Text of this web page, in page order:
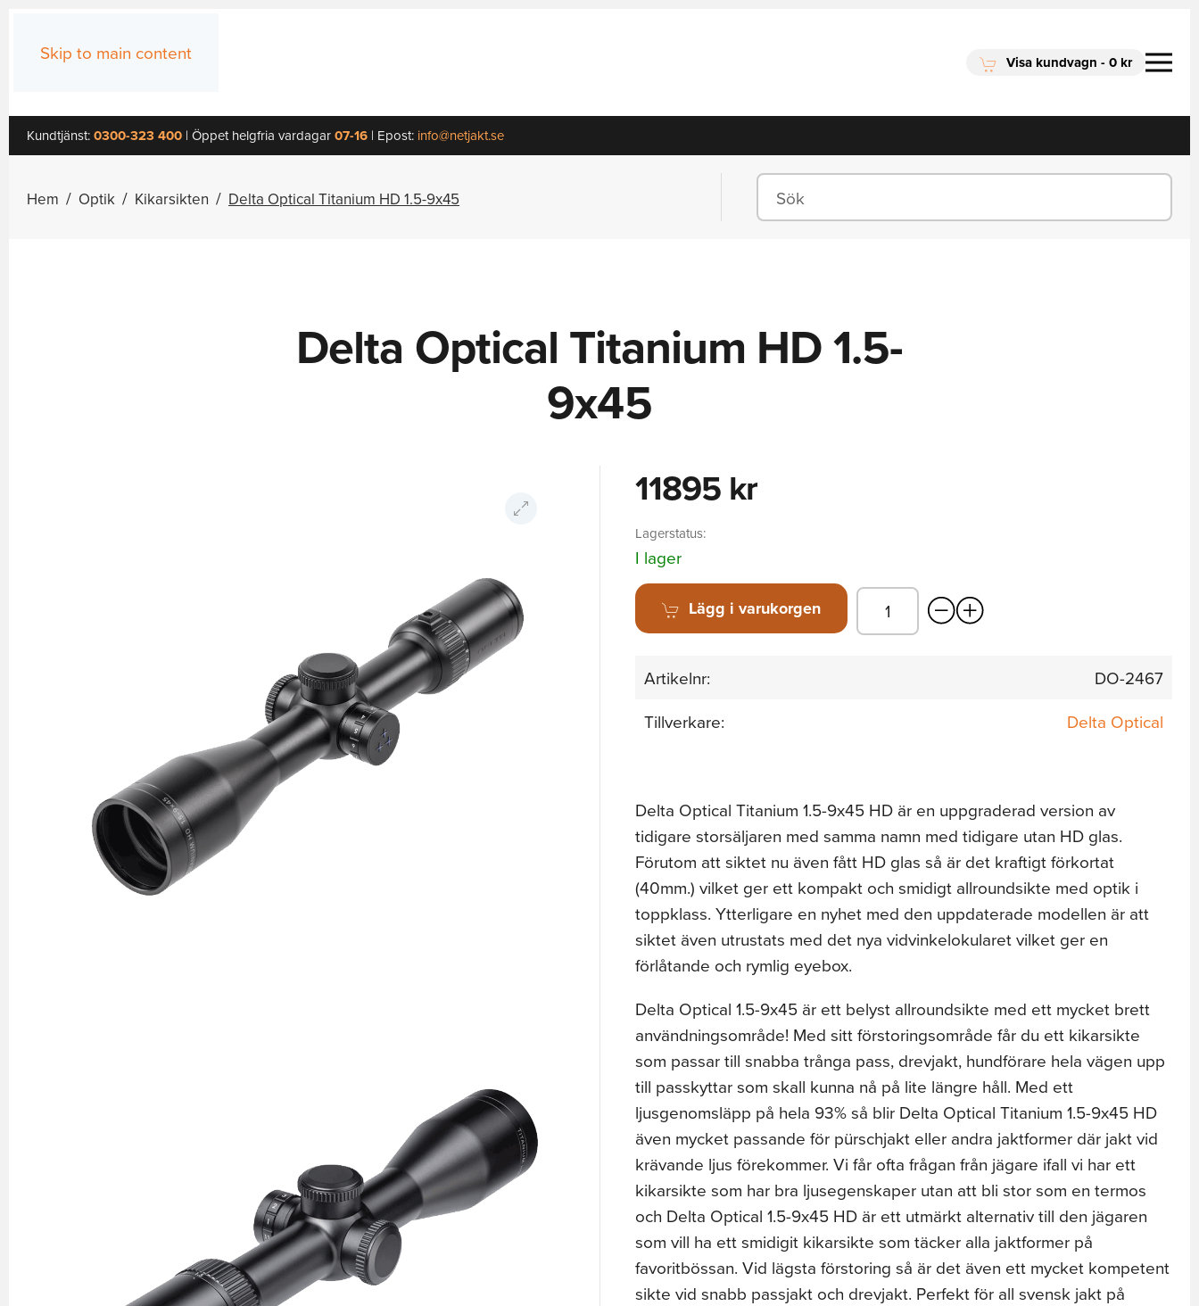
Skip to main content Visa kundvagn - 0 kr
Kundtjänst:0300-323 400 | Öppet helgfria vardagar07-16 | Epost: info@netjakt.se
Hem Optik Kikarsikten Delta Optical Titanium HD 1.5-9x45
Delta Optical Titanium HD 1.5-
9x45
11895 kr
Lagerstatus:
I lager
Lägg i varukorgen
Artikelnr:
DO-2467
Tillverkare:
Delta Optical
Delta Optical Titanium 1.5-9x45 HD är en uppgraderad version av
tidigare storsäljaren med samma namn med tidigare utan HD glas.
Förutom att siktet nu även fått HD glas så är det kraftigt förkortat
(40mm.) vilket ger ett kompakt och smidigt allroundsikte med optik i
toppklass. Ytterligare en nyhet med den uppdaterade modellen är att
siktet även utrustats med det nya vidvinkelokularet vilket ger en
förlåtande och rymlig eyebox.
Delta Optical 1.5-9x45 är ett belyst allroundsikte med ett mycket brett
användningsområde! Med sitt förstoringsområde får du ett kikarsikte
som passar till snabba trånga pass, drevjakt, hundförare hela vägen upp
till passkyttar som skall kunna nå på lite längre håll. Med ett
ljusgenomsläpp på hela 93% så blir Delta Optical Titanium 1.5-9x45 HD
även mycket passande för pürschjakt eller andra jaktformer där jakt vid
krävande ljus förekommer. Vi får ofta frågan från jägare ifall vi har ett
kikarsikte som har bra ljusegenskaper utan att bli stor som en termos
och Delta Optical 1.5-9x45 HD är ett utmärkt alternativ till den jägaren
som vill ha ett smidigit kikarsikte som täcker alla jaktformer på
favoritbössan. Vid lägsta förstoring så är det även ett mycket kompetent
sikte vid snabb passjakt och drevjakt. Perfekt för all svensk jakt på